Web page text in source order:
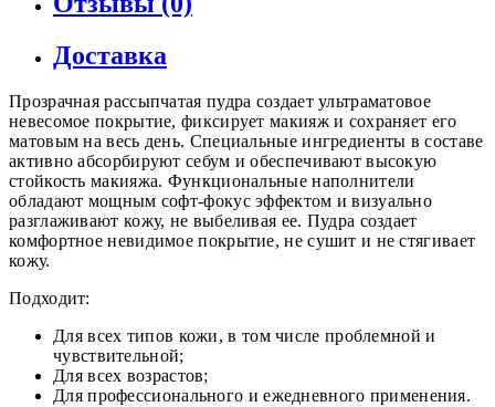
Доставка
Прозрачная рассыпчатая пудра создает ультраматовое
невесомое покрытие, фиксирует макияж и сохраняет его
матовым на весь день. Специальные ингредиенты в составе
активно абсорбируют себум и обеспечивают высокую
стойкость макияжа. Функциональные наполнители
обладают мощным софт-фокус эффектом и визуально
разглаживают кожу, не выбеливая ее. Пудра создает
комфортное невидимое покрытие, не сушит и не стягивает
кожу.
Подходит:
Для всех типов кожи, в том числе проблемной и
чувствительной;
Для всех возрастов;
Для профессионального и ежедневного применения.